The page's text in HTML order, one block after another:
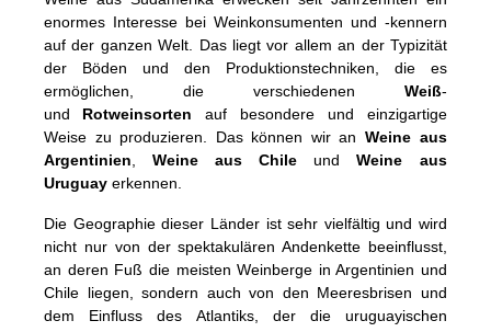
enormes Interesse bei Weinkonsumenten und -kennern
auf der ganzen Welt. Das liegt vor allem an der Typizität
der Böden und den Produktionstechniken, die es
ermöglichen, die verschiedenen Weiß-
und Rotweinsorten auf besondere und einzigartige
Weise zu produzieren. Das können wir an Weine aus
Argentinien
Weine aus Chile und Weine aus
Uruguay erkennen.
Die Geographie dieser Länder ist sehr vielfältig und wird
nicht nur von der spektakulären Andenkette beeinflusst,
an deren Fuß die meisten Weinberge in Argentinien und
Chile liegen, sondern auch von den Meeresbrisen und
dem Einfluss des Atlantiks, der die uruguayischen